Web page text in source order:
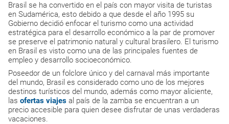
Brasil se ha convertido en el país con mayor visita de turistas
en Sudamérica, esto debido a que desde el año 1995 su
Gobierno decidió enfocar el turismo como una actividad
estratégica para el desarrollo económico a la par de promover
se preserve el patrimonio natural y cultural brasilero. El turismo
en Brasil es visto como una de las principales fuentes de
empleo y desarrollo socioeconómico.
Poseedor de un folclore único y del carnaval más importante
del mundo, Brasil es considerado como uno de los mejores
destinos turísticos del mundo, además como mayor aliciente,
las ofertas viajes al país de la zamba se encuentran a un
precio accesible para quien desee disfrutar de unas verdaderas
vacaciones.